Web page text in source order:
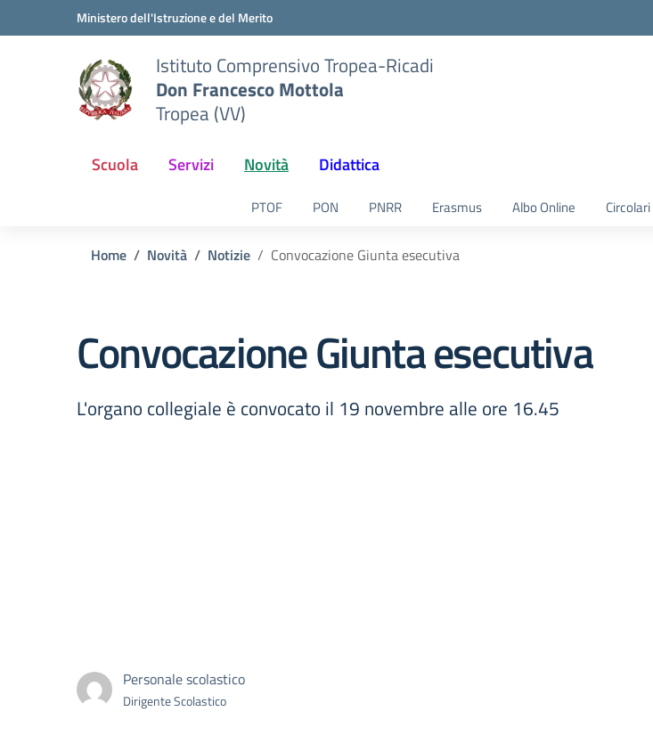
Vai ai contenuti
Vai al menu di navigazioneMinistero dell'Istruzione e del Merito
Istituto Comprensivo Tropea-Ricadi
Don Francesco Mottola
Tropea (VV)
Scuola Servizi Novità Didattica
PTOF PON PNRR Erasmus Albo Online Circolari
Home Novità Notizie Convocazione Giunta esecutiva
Convocazione Giunta esecutiva
L'organo collegiale è convocato il 19 novembre alle ore 16.45
Personale scolastico
Dirigente Scolastico